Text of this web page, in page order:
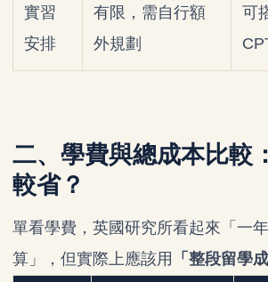
實習
安排
有限，需自行額
外規劃
可
二、學費與總成本比較
較省？
單看學費，英國研究所看起來「一
算」，但實際上應該用
「整段留學成